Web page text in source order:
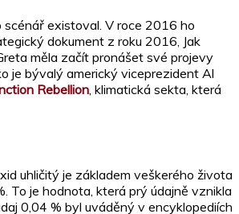
scénář existoval. V roce 2016 ho
dokument z roku 2016, Jak
měla začít pronášet své projevy
je bývalý americký viceprezident Al
Rebellion, klimatická sekta, která
uhličitý je základem veškerého života
To je hodnota, která prý údajně vznikla
0,04 % byl uváděný v encyklopediích